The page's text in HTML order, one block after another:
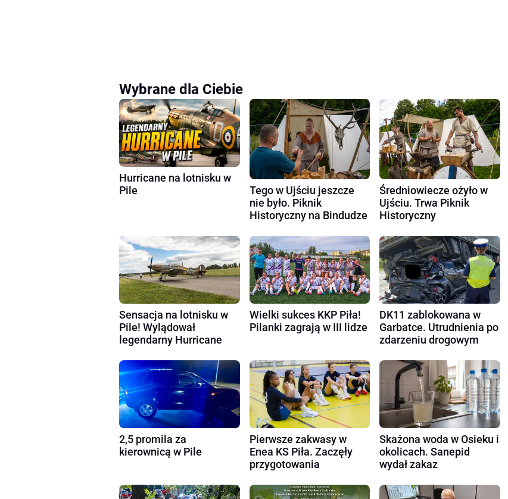
Wybrane dla Ciebie
Hurricane na lotnisku w
Pile
Tego w Ujściu jeszcze
nie było. Piknik
Historyczny na Bindudze
Średniowiecze ożyło w
Ujściu. Trwa Piknik
Historyczny
Sensacja na lotnisku w
Pile! Wylądował
legendarny Hurricane
Wielki sukces KKP Piła!
Pilanki zagrają w III lidze
DK11 zablokowana w
Garbatce. Utrudnienia po
zdarzeniu drogowym
2,5 promila za
kierownicą w Pile
Pierwsze zakwasy w
Enea KS Piła. Zaczęły
przygotowania
Skażona woda w Osieku i
okolicach. Sanepid
wydał zakaz